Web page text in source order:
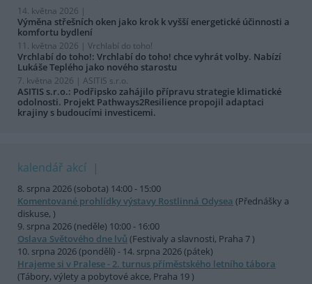
14. května 2026 |
Výměna střešních oken jako krok k vyšší energetické účinnosti a
komfortu bydlení
11. května 2026 | Vrchlabí do toho!
Vrchlabí do toho!: Vrchlabí do toho! chce vyhrát volby. Nabízí
Lukáše Teplého jako nového starostu
7. května 2026 | ASITIS s.r.o.
ASITIS s.r.o.: Podřipsko zahájilo přípravu strategie klimatické
odolnosti. Projekt Pathways2Resilience propojil adaptaci
krajiny s budoucími investicemi.
kalendář akcí
8. srpna 2026 (sobota) 14:00 - 15:00
Komentované prohlídky výstavy Rostlinná Odysea (Přednášky a
diskuse, )
9. srpna 2026 (neděle) 10:00 - 16:00
Oslava Světového dne lvů (Festivaly a slavnosti, Praha 7 )
10. srpna 2026 (pondělí) - 14. srpna 2026 (pátek)
Hrajeme si v Pralese - 2. turnus příměstského letního tábora
(Tábory, výlety a pobytové akce, Praha 19 )